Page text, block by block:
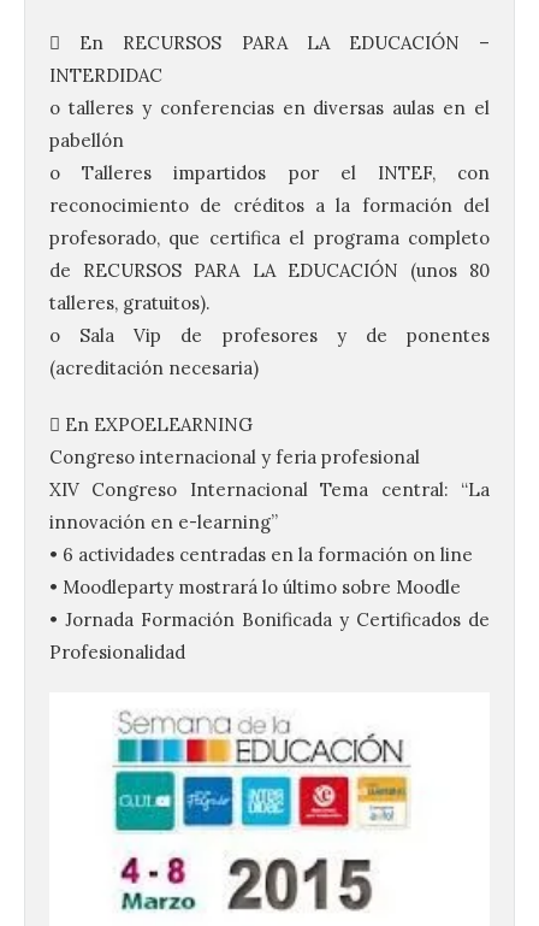
 En RECURSOS PARA LA EDUCACIÓN –
INTERDIDAC
o talleres y conferencias en diversas aulas en el
pabellón
o Talleres impartidos por el INTEF, con
reconocimiento de créditos a la formación del
profesorado, que certifica el programa completo
de RECURSOS PARA LA EDUCACIÓN (unos 80
talleres, gratuitos).
o Sala Vip de profesores y de ponentes
(acreditación necesaria)
 En EXPOELEARNING
Congreso internacional y feria profesional
XIV Congreso Internacional Tema central: “La
innovación en e-learning”
• 6 actividades centradas en la formación on line
• Moodleparty mostrará lo último sobre Moodle
• Jornada Formación Bonificada y Certificados de
Profesionalidad